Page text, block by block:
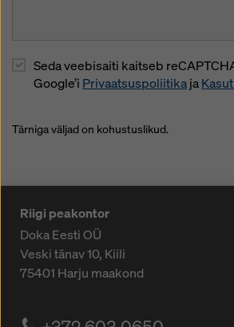
Seda veebisaiti kaitseb
Google’i Privaatsuspoliitikaja
Tärniga väljad on kohustuslikud.
Riigi peakontor
Doka Eesti OÜ
Veski tänav 10, Kiili
75401 Harju maakond